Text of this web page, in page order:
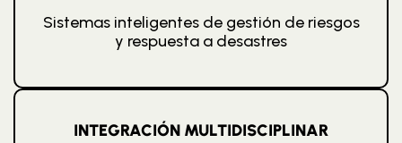
Sistemas inteligentes de gestión de riesgos
y respuesta a desastres
INTEGRACIÓN MULTIDISCIPLINAR